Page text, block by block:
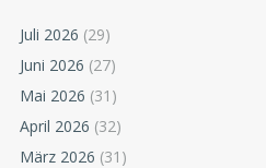
Juli 2026 (29)
Juni 2026 (27)
Mai 2026 (31)
April 2026 (32)
März 2026 (31)